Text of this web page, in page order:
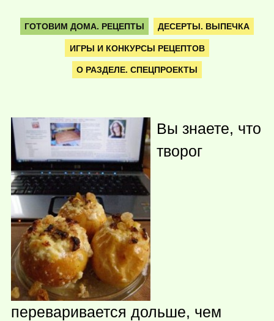
ГОТОВИМ ДОМА. РЕЦЕПТЫ ДЕСЕРТЫ. ВЫПЕЧКА
ИГРЫ И КОНКУРСЫ РЕЦЕПТОВ
О РАЗДЕЛЕ. СПЕЦПРОЕКТЫ
Вы знаете, что
творог
переваривается дольше, чем